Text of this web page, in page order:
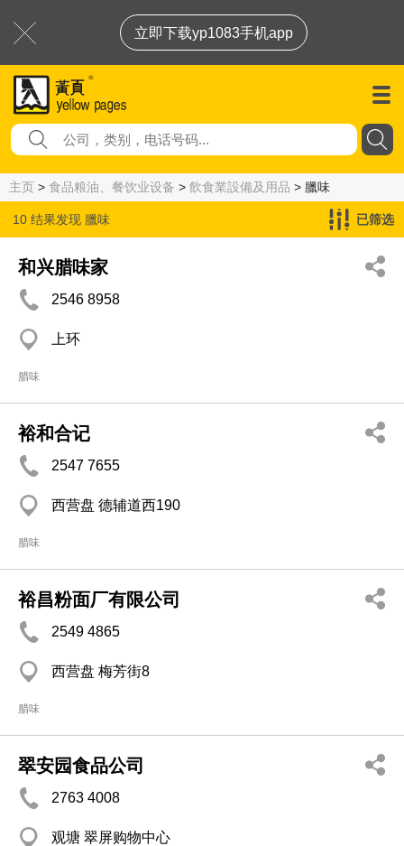
立即下载yp1083手机app
主页 > 食品粮油、餐饮业设备 > 飲食業設備及用品 > 臘味
10 结果发现 臘味 已筛选
和兴腊味家
2546 8958
上环
腊味
裕和合记
2547 7655
西营盘 德辅道西190
腊味
裕昌粉面厂有限公司
2549 4865
西营盘 梅芳街8
腊味
翠安园食品公司
2763 4008
观塘 翠屏购物中心